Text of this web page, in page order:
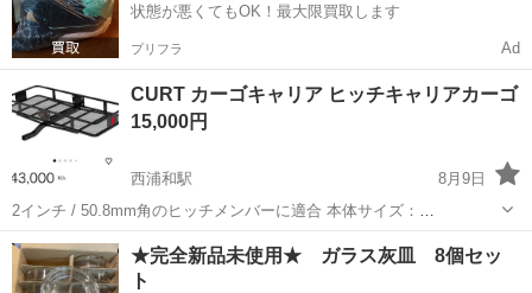
状態が悪くてもOK！最大限買取します
プリフラ Ad
CURT カーゴキャリア ヒッチキャリアカーゴ
15,000円
西浦和駅
8月9日
2インチ / 50.8mm角のヒッチメンバーに適合 本体サイズ：
152×65×15cm 本体重量：29.03kg 耐荷重：226.8kg カラー：ブラック
材質：スチール 備考：2インチ角以外のヒッチメンバーへの取付けに
は、...
埼玉 さいたま市 西浦和駅 その他
★完全新品未使用★ ガラス灰皿 8個セッ
ト